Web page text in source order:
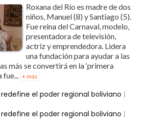
Roxana del Río es madre de dos
niños, Manuel (8) y Santiago (5).
Fue reina del Carnaval, modelo,
presentadora de televisión,
actriz y emprendedora. Lidera
una fundación para ayudar a las
más se convertirá en la ‘primera
fue... + más
el poder regional boliviano |
el poder regional boliviano |